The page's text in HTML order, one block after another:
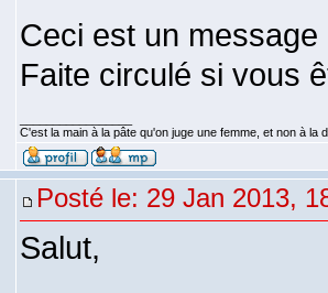
Ceci est un message
Faite circulé si vous
C'est la main à la pâte qu'on juge une femme, et non à la
Posté le: 29 Jan 2013,
Salut,